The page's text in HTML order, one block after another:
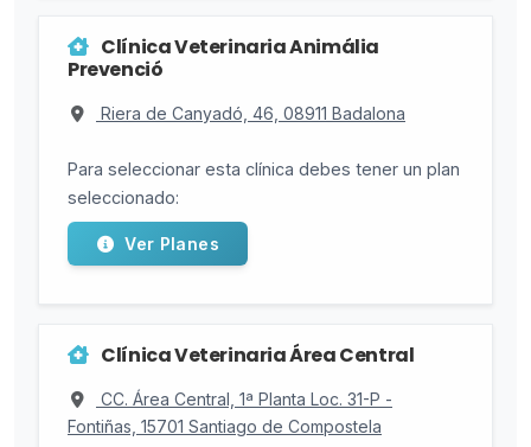
Clínica Veterinaria Animália
Prevenció
Riera de Canyadó, 46, 08911 Badalona
Para seleccionar esta clínica debes tener un plan
seleccionado:
Ver Planes
Clínica Veterinaria Área Central
CC. Área Central, 1ª Planta Loc. 31-P -
Fontiñas, 15701 Santiago de Compostela